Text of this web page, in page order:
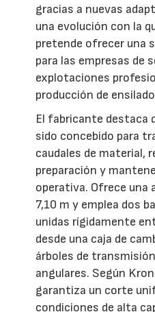
gracias a nuevas
una evolución con la
pretende ofrecer una
para las empresas de
explotaciones
producción de
El fabricante destaca
sido concebido para
caudales de material,
preparación y
operativa. Ofrece una
7,10 m y emplea dos
unidas rígidamente
desde una caja de
árboles de
angulares. Según
garantiza un corte
condiciones de alta